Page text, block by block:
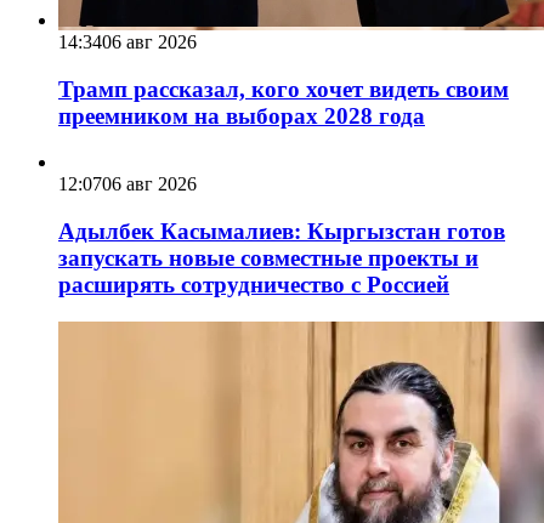
14:3406 авг 2026
Трамп рассказал, кого хочет видеть своим
преемником на выборах 2028 года
12:0706 авг 2026
Адылбек Касымалиев: Кыргызстан готов
запускать новые совместные проекты и
расширять сотрудничество с Россией